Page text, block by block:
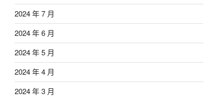
2024 年 7 月
2024 年 6 月
2024 年 5 月
2024 年 4 月
2024 年 3 月